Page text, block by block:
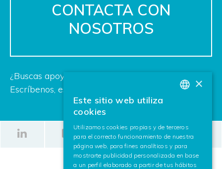
CONTACTA CON
NOSOTROS
¿Buscas apoyo para tu próximo proyecto?
Escríbenos, estamos deseando ayudarte.
ENGLISH
×
Este sitio web utiliza
cookies
Utilizamos cookies propias y de terceros
para el correcto funcionamiento de nuestra
página web, para fines analíticos y para
mostrarte publicidad personalizada en base
a un perfil elaborado a partir de tus hábitos